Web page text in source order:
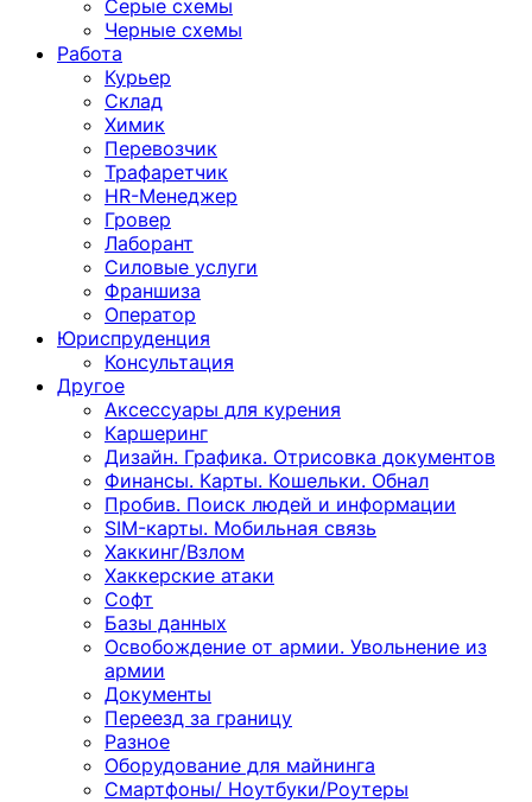
Серые схемы
Черные схемы
Работа
Курьер
Склад
Химик
Перевозчик
Трафаретчик
HR-Менеджер
Гровер
Лаборант
Силовые услуги
Франшиза
Оператор
Юриспруденция
Консультация
Другoе
Аксессуары для курения
Каршеринг
Дизайн. Графика. Отрисовка документов
Финансы. Карты. Кошельки. Обнал
Пробив. Поиск людей и информации
SIM-карты. Мобильная связь
Хаккинг/Взлом
Хаккерские атаки
Софт
Базы данных
Освобождение от армии. Увольнение из
армии
Документы
Переезд за границу
Разное
Оборудование для майнинга
Смартфоны/ Ноутбуки/Роутеры